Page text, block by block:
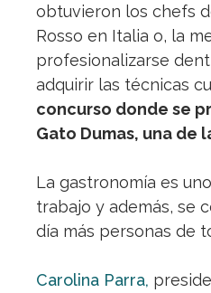
obtuvieron los chefs
Rosso en Italia o, la
profesionalizarse
adquirir las técnicas
concurso donde se
Gato Dumas, una de
La gastronomía es
trabajo y además, se
día más personas de
Carolina Parra,